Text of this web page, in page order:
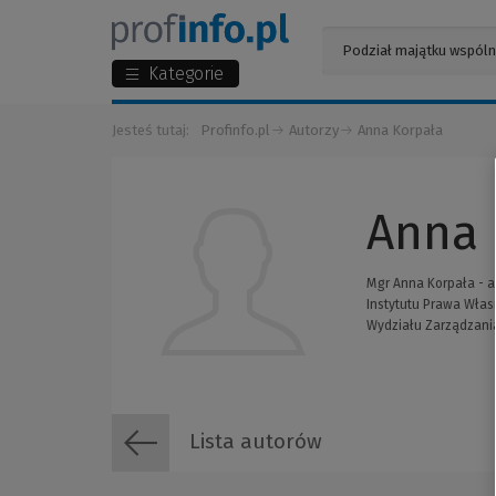
Kategorie
Jesteś tutaj: Profinfo.pl Autorzy Anna Korpała
Anna
Mgr Anna Korpała -
Instytutu Prawa
Wydziału
Lista autorów